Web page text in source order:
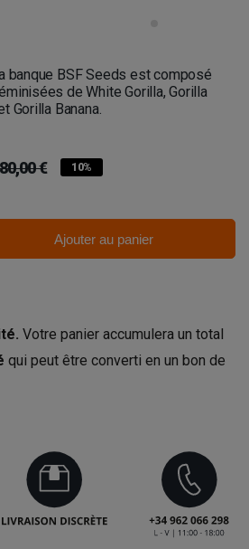
banque BSF Seeds est composé
de White Gorilla, Gorilla
Gorilla Banana.
€ 10%
Ajouter au panier
Votre panier accumulera un total
qui peut être converti en un bon de